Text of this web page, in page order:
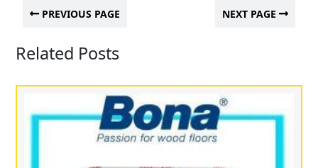
PREVIOUS PAGE NEXT PAGE
Related Posts